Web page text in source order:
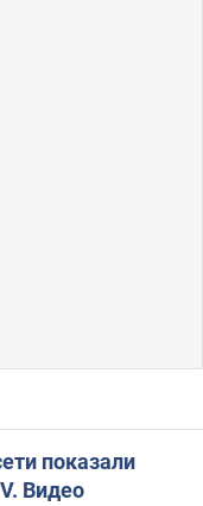
показали
Видео